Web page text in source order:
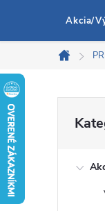
Akcia/
Domov
kategórie